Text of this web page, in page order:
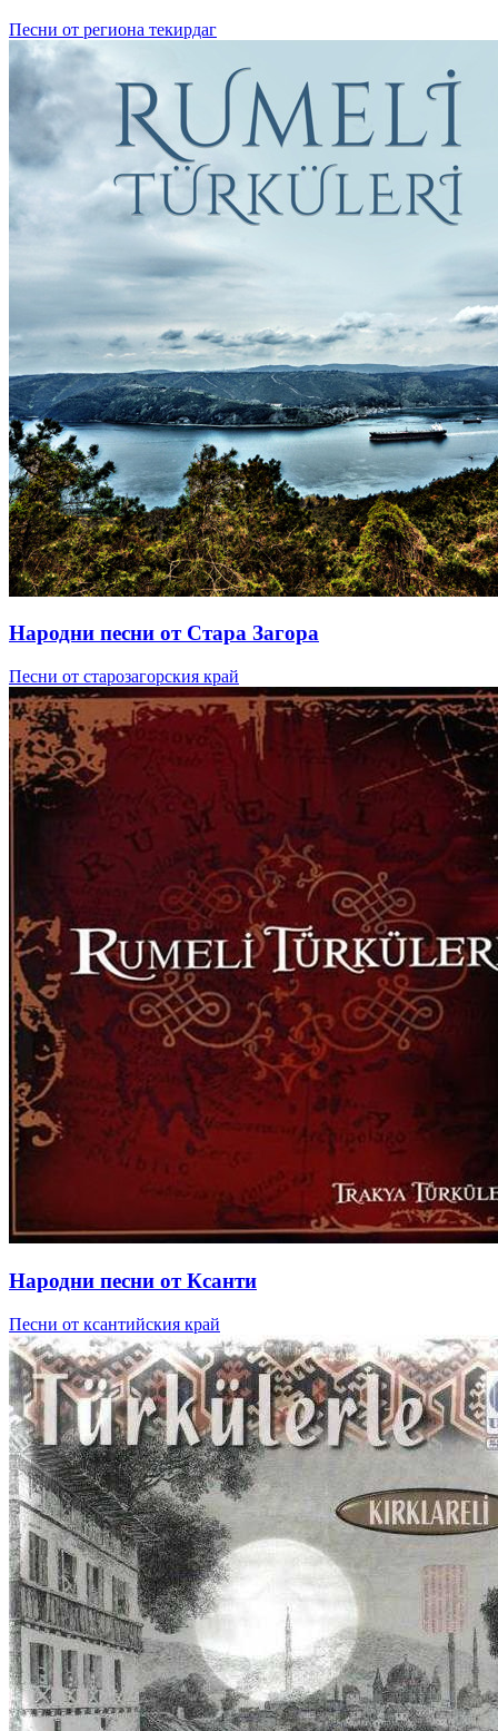
Песни от региона текирдаг
Народни песни от Стара Загора
Песни от старозагорския край
Народни песни от Ксанти
Песни от ксантийския край